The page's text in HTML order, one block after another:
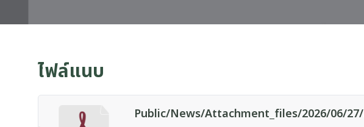
ไฟล์แนบ
Public/news/attachment_files/2026/06/